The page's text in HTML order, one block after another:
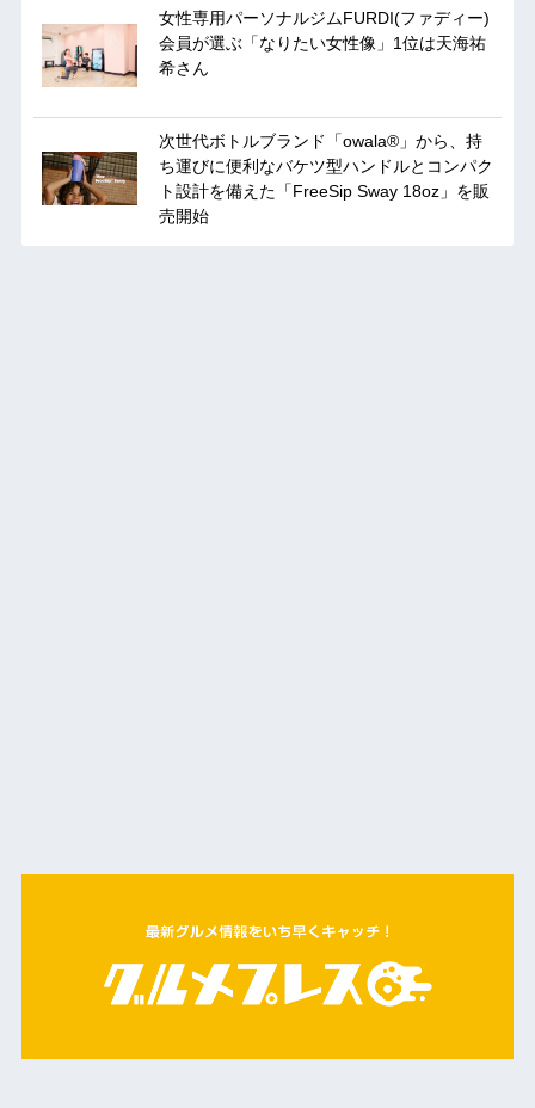
女性専用パーソナルジムFURDI(ファディー)
会員が選ぶ「なりたい女性像」1位は天海祐
希さん
次世代ボトルブランド「owala®」から、持
ち運びに便利なバケツ型ハンドルとコンパク
ト設計を備えた「FreeSip Sway 18oz」を販
売開始